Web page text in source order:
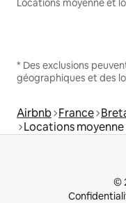
* Des exclusions
géographiques et des
Airbnb France
Locations
©